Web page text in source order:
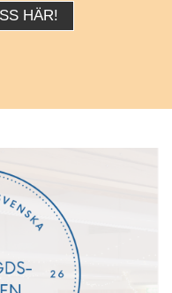
HÄR!